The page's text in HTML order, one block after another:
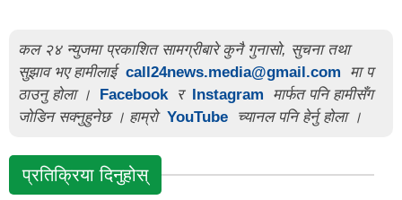
कल २४ न्युजमा प्रकाशित सामग्रीबारे कुनै गुनासो, सुचना तथा
सुझाव भए हामीलाई call24news.media@gmail.com
मा प
ठाउनु होला ।
Facebook र Instagram
मार्फत पनि हामीसँग
जोडिन सक्नुहुनेछ । हाम्रो YouTube च्यानल पनि हेर्नु होला ।
प्रतिक्रिया दिनुहोस्